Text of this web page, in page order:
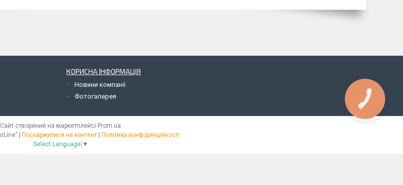
КОРИСНА ІНФОРМАЦІЯ
Новини компанії
Фотогалерея
Сайт створений на маркетплейсі Prom.ua
Інтернет-магазин "UkrLine" | Поскаржитися на контент | Політика конфіденційності
Select Language ▼
КНОПКА
ЗВ'ЯЗКУ